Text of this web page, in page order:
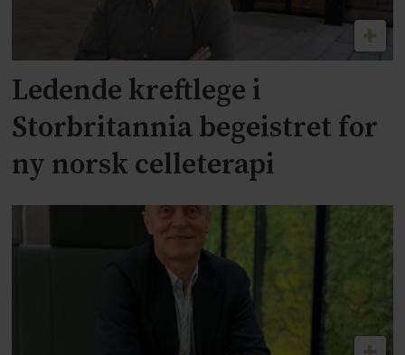
Ledende kreftlege i
Storbritannia begeistret for
ny norsk celleterapi